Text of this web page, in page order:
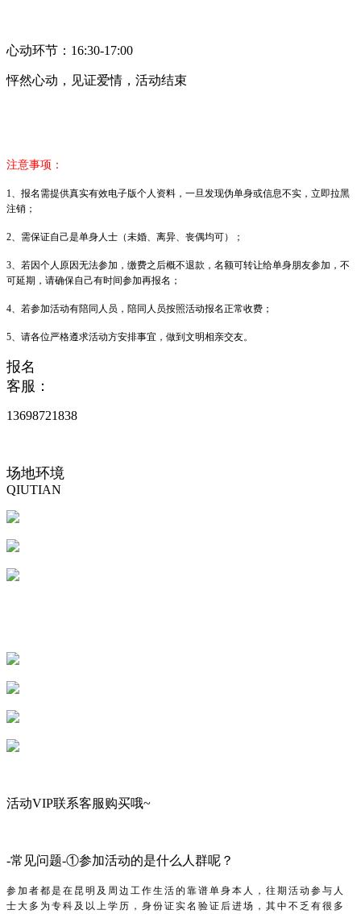
心动环节：16:30-17:00
怦然心动，见证爱情，活动结束
注意事项：
1、报名需提供真实有效电子版个人资料，一旦发现伪单身或信息不实，立即拉黑
注销；
2、需保证自己是单身人士（未婚、离异、丧偶均可）；
3、若因个人原因无法参加，缴费之后概不退款，名额可转让给单身朋友参加，不
可延期，请确保自己有时间参加再报名；
4、若参加活动有陪同人员，陪同人员按照活动报名正常收费；
5、请各位严格遵求活动方安排事宜，做到文明相亲交友。
报名
客服：
13698721838
场地环境
QIUTIAN
活动VIP联系客服购买哦~
-常见问题-①参加活动的是什么人群呢？
参加者都是在昆明及周边工作生活的靠谱单身本人，往期活动参与人
士大多为专科及以上学历，身份证实名验证后进场 ， 其中不乏有很多